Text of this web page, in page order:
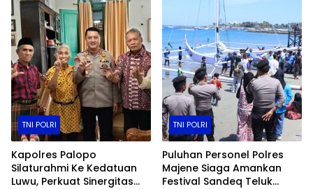
TNI POLRI
Kapolres Palopo
Silaturahmi Ke Kedatuan
Luwu, Perkuat Sinergitas
TNI POLRI
Puluhan Personel Polres
Majene Siaga Amankan
Festival Sandeq Teluk